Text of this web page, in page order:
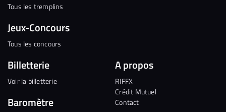
Tous les tremplins
Jeux-Concours
Tous les concours
Billetterie
Voir la billetterie
Baromètre
A propos
RIFFX
Crédit Mutuel
Contact